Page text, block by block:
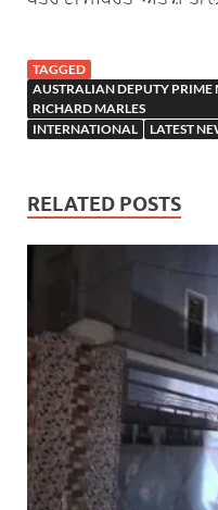
TAGGED
AUSTRALIAN DEPUTY PRIME
RICHARD MARLES
INTERNATIONAL
LATEST
RELATED POSTS